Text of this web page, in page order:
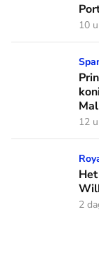
10
Prinses Sofía
12
Het
2